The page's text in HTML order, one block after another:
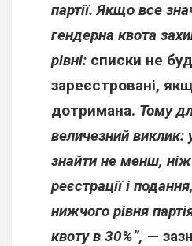
партії. Якщо все
гендерна квота
рівні: списки не
зареєстровані,
дотримана. Тому
величезний виклик:
знайти не менш,
реєстрації і
нижчого рівня
квоту в 30%”, —